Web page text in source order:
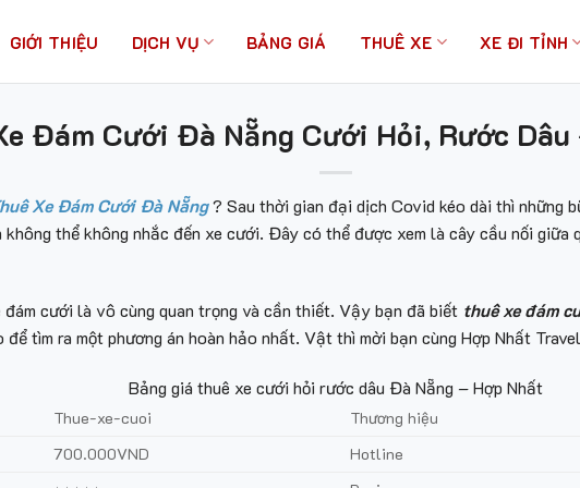
GIỚI THIỆU DỊCH VỤ BẢNG GIÁ THUÊ XE XE ĐI TỈNH
Đám Cưới Đà Nẵng Cưới Hỏi, Rước
Xe Đám Cưới Đà Nẵng? Sau thời gian đại dịch Covid kéo dài thì
thể không nhắc đến xe cưới. Đây có thể được xem là cây cầu nối giữa
cưới là vô cùng quan trọng và cần thiết. Vậy bạn đã biết thuê xe đám
để tìm ra một phương án hoàn hảo nhất. Vật thì mời bạn cùng Hợp Nhất
Bảng giá thuê xe cưới hỏi rước dâu Đà Nẵng – Hợp Nhất
Thue-xe-cuoi
Thương hiệu
700.000VND
Hotline